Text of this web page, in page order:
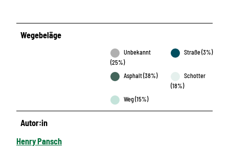
Wegebeläge
Unbekannt
(25%)
Straße (3%)
Asphalt (38%)
Schotter
(18%)
Weg (15%)
Autor:in
Henry Pansch